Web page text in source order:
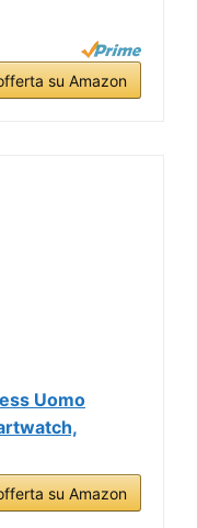
su Amazon
Uomo
su Amazon